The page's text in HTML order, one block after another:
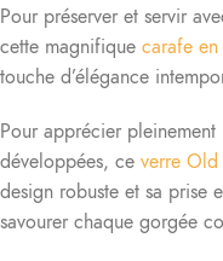
Pour préserver et servir
cette magnifique carafe
touche d’élégance
Pour apprécier
développées, ce verre Old
design robuste et sa prise
savourer chaque gorgée